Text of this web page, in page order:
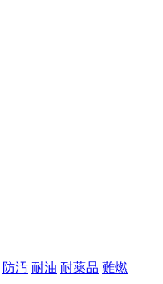
防汚 耐油 耐薬品 難燃